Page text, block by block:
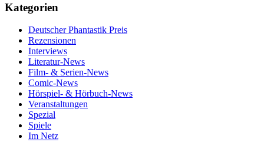
Kategorien
Deutscher Phantastik Preis
Rezensionen
Interviews
Literatur-News
Film- & Serien-News
Comic-News
Hörspiel- & Hörbuch-News
Veranstaltungen
Spezial
Spiele
Im Netz